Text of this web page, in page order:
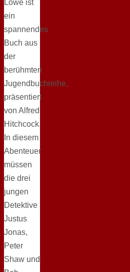
Löwe ist
ein
spannendes
Buch aus
der
berühmten
Jugendbuchreihe,
präsentiert
von Alfred
Hitchcock.
In diesem
Abenteuer
müssen
die drei
jungen
Detektive
Justus
Jonas,
Peter
Shaw und